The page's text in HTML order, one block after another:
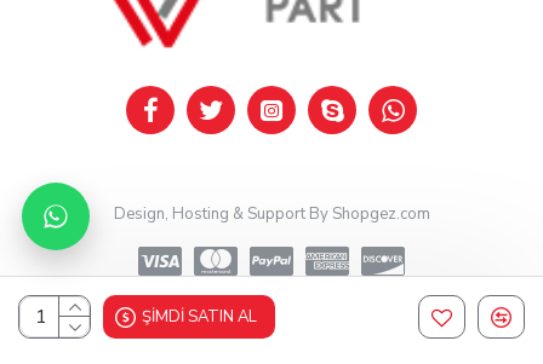
ŞIMDI SATIN AL
Design, Hosting & Support By Shopgez.com
Design, Hosting & Support By Shopgez.com